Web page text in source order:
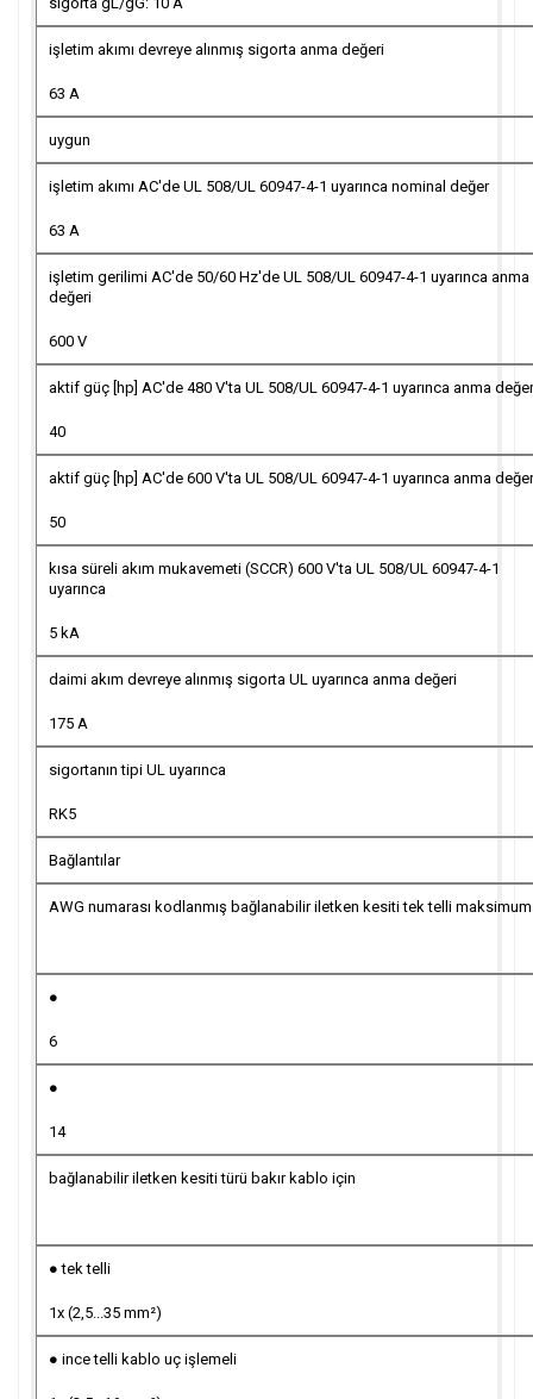
işletim akımı devreye alınmış sigorta anma değeri
63 A
uygun
işletim akımı AC'de UL 508/UL 60947-4-1 uyarınca nominal değer
63 A
işletim gerilimi AC'de 50/60 Hz'de UL 508/UL 60947-4-1 uyarınca anma
değeri
600 V
aktif güç [hp] AC'de 480 V'ta UL 508/UL 60947-4-1 uyarınca anma
40
aktif güç [hp] AC'de 600 V'ta UL 508/UL 60947-4-1 uyarınca anma
50
kısa süreli akım mukavemeti (SCCR) 600 V'ta UL 508/UL 60947-4-1
uyarınca
5 kA
daimi akım devreye alınmış sigorta UL uyarınca anma değeri
175 A
sigortanın tipi UL uyarınca
RK5
Bağlantılar
AWG numarası kodlanmış bağlanabilir iletken kesiti tek telli maksimum
●
6
●
14
bağlanabilir iletken kesiti türü bakır kablo için
● tek telli
1x (2,5...35 mm²)
● ince telli kablo uç işlemeli